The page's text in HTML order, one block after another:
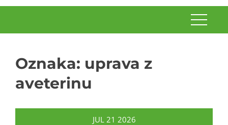
Oznaka: uprava z
aveterinu
JUL 21 2026